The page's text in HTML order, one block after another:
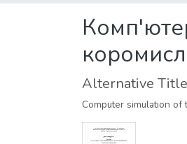
Alternative Title
Computer simulation